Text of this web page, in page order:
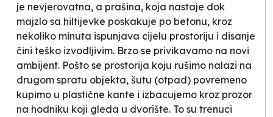
je nevjerovatna, a prašina, koja nastaje dok
majzlo sa hiltijevke poskakuje po betonu, kroz
nekoliko minuta ispunjava cijelu prostoriju i disanje
čini teško izvodljivim. Brzo se privikavamo na novi
ambijent. Pošto se prostorija koju rušimo nalazi na
drugom spratu objekta, šutu (otpad) povremeno
kupimo u plastične kante i izbacujemo kroz prozor
na hodniku koji gleda u dvorište. To su trenuci